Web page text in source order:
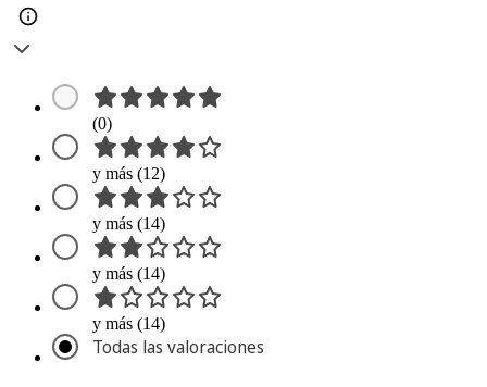
(0)
y más (12)
y más (14)
y más (14)
y más (14)
Todas las valoraciones